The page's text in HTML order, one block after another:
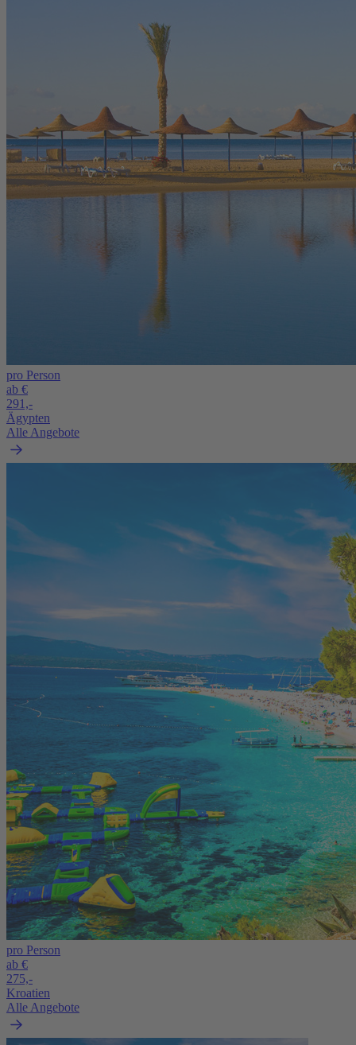
pro Person
ab €
291,-
Ägypten
Alle Angebote
pro Person
ab €
275,-
Kroatien
Alle Angebote